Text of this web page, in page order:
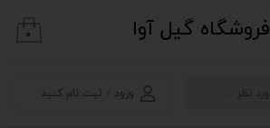
​فروشگاه گیل آوا
ورود ثبت نام کنید
۰